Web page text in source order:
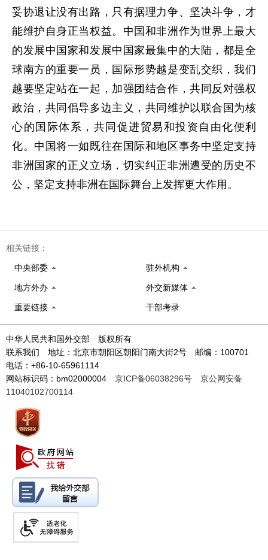
妥协退让没有出路，只有据理力争、坚决斗争，才
能维护自身正当权益。中国和非洲作为世界上最大
的发展中国家和发展中国家最集中的大陆，都是全
球南方的重要一员，国际形势越是变乱交织，我们
越要坚定站在一起，加强团结合作，共同反对强权
政治，共同倡导多边主义，共同维护以联合国为核
心的国际体系，共同促进贸易和投资自由化便利
化。中国将一如既往在国际和地区事务中坚定支持
非洲国家的正义立场，切实纠正非洲遭受的历史不
公，坚定支持非洲在国际舞台上发挥更大作用。
相关链接：
中央部委 驻外机构
地方外办 外交新媒体
重要链接 干部考录
中华人民共和国外交部 版权所有
联系我们 地址：北京市朝阳区朝阳门南大街2号 邮编：100701
电话：+86-10-65961114
网站标识码：bm02000004 京ICP备06038296号
京公网安备
11040102700114